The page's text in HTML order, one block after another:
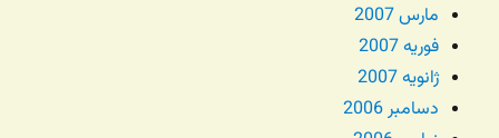
مارس 2007
فوریه 2007
ژانویه 2007
دسامبر 2006